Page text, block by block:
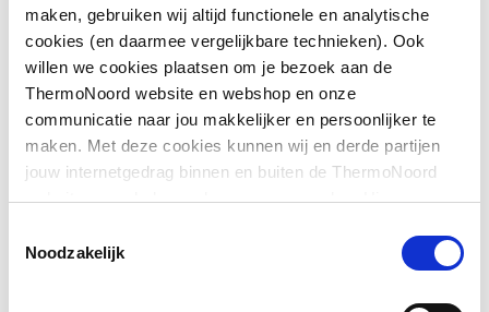
maken, gebruiken wij altijd functionele en analytische
cookies (en daarmee vergelijkbare technieken). Ook
willen we cookies plaatsen om je bezoek aan de
ThermoNoord website en webshop en onze
communicatie naar jou makkelijker en persoonlijker te
maken. Met deze cookies kunnen wij en derde partijen
jouw internetgedrag binnen en buiten de ThermoNoord
website en webshop volgen en verzamelen. Hiermee
communicatie aan jouw interesses aan. We slaan je
Noodzakelijk
Montagewijze Kraan
Basiskleur Chroom
Accentkleur Geen
Toon meer
Downloads
Exploded_viewimage/jpeg,19 KB
Exploded_view